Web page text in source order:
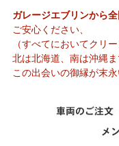
ガレージエブリンから全
ご安心ください、
（すべてにおいてクリ
北は北海道、南は沖縄
この出会いの御縁が末